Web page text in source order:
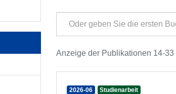
Anzeige der Publikationen 14-33
2026-06 Studienarbeit